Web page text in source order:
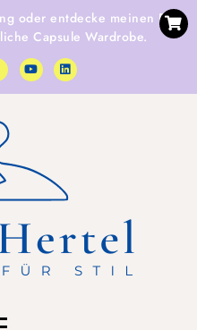
oder entdecke meinen E-
Capsule Wardrobe.